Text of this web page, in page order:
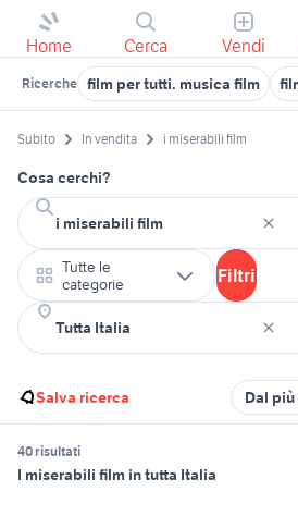
Home Cerca Vendi
Ricerche film per tutti. musica film
Subito In vendita i miserabili film
Cosa cerchi?
Tutte le
categorie
Filtri
Salva ricerca Dal
40 risultati
I miserabili film in tutta Italia